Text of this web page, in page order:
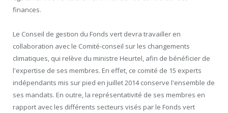
finances.
Le Conseil de gestion du Fonds vert devra travailler en
collaboration avec le Comité-conseil sur les changements
climatiques, qui relève du ministre Heurtel, afin de bénéficier de
l'expertise de ses membres. En effet, ce comité de 15 experts
indépendants mis sur pied en juillet 2014 conserve l'ensemble de
ses mandats. En outre, la représentativité de ses membres en
rapport avec les différents secteurs visés par le Fonds vert